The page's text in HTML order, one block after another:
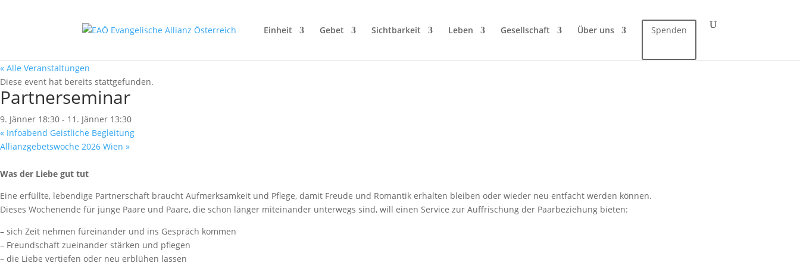
Einheit Gebet Sichtbarkeit Leben Gesellschaft Über uns Spenden
« Alle Veranstaltungen
Diese event hat bereits stattgefunden.
Partnerseminar
9. Jänner 18:30 - 11. Jänner 13:30
« Infoabend Geistliche Begleitung
Allianzgebetswoche 2026 Wien »
Was der Liebe gut tut
Eine erfüllte, lebendige Partnerschaft braucht Aufmerksamkeit und Pflege, damit Freude und Romantik erhalten bleiben oder wieder neu entfacht werden können.
Dieses Wochenende für junge Paare und Paare, die schon länger miteinander unterwegs sind, will einen Service zur Auffrischung der Paarbeziehung bieten:
– sich Zeit nehmen füreinander und ins Gespräch kommen
– Freundschaft zueinander stärken und pflegen
– die Liebe vertiefen oder neu erblühen lassen